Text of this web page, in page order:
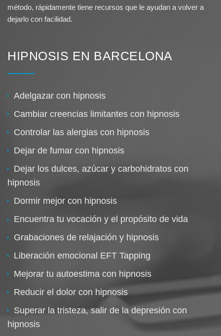
método, rápidamente tiene recursos que le ayudan a volver a
dejarlo con facilidad.
HIPNOSIS EN BARCELONA
Adelgazar con hipnosis
Cambiar creencias limitantes con hipnosis
Controlar las alergias con hipnosis
Dejar de fumar con hipnosis
Dejar los dulces, azúcar y carbohidratos con
hipnosis
Dormir mejor con hipnosis
Encuentra tu vocación y el propósito de vida
Grabaciones de relajación y hipnosis
Liberación emocional EFT Tapping
Mejorar tu autoestima con hipnosis
Reducir el dolor con hipnosis
Superar la tristeza, salir de la depresión con
hipnosis